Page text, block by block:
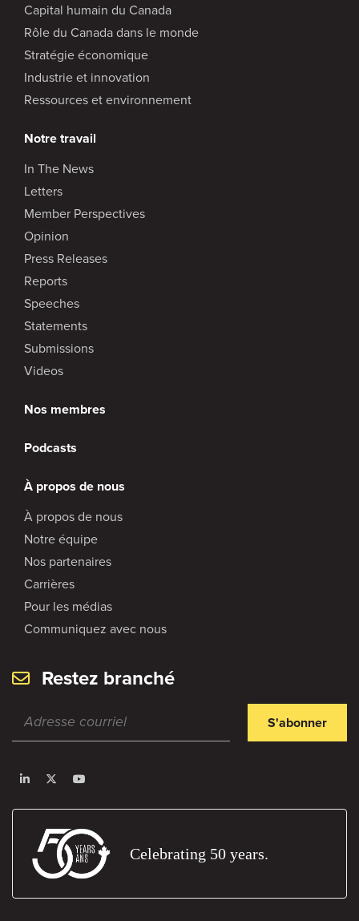
Capital humain du Canada
Rôle du Canada dans le monde
Stratégie économique
Industrie et innovation
Ressources et environnement
Notre travail
In The News
Letters
Member Perspectives
Opinion
Press Releases
Reports
Speeches
Statements
Submissions
Videos
Nos membres
Podcasts
À propos de nous
À propos de nous
Notre équipe
Nos partenaires
Carrières
Pour les médias
Communiquez avec nous
Restez branché
S'abonner
Celebrating 50 years.